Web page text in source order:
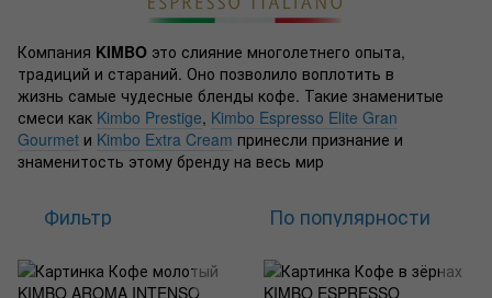
Компания KIMBO это слияние многолетнего опыта,
традиций и стараний. Оно позволило воплотить в
жизнь самые чудесные бленды кофе. Такие знаменитые
смеси как Kimbo Prestige, Kimbo Espresso Elite Gran
Gourmet и Kimbo Extra Cream принесли признание и
знаменитость этому бренду на весь мир
Фильтр По популярности